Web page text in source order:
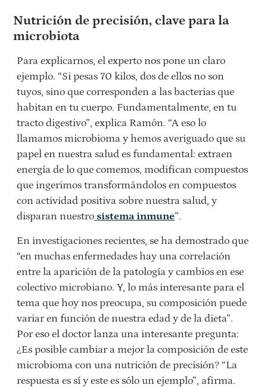
Nutrición de precisión, clave para la
microbiota
Para explicarnos, el experto nos pone un claro
ejemplo. “Si pesas 70 kilos, dos de ellos no son
tuyos, sino que corresponden a las bacterias que
habitan en tu cuerpo. Fundamentalmente, en tu
tracto digestivo”, explica Ramón. “A eso lo
llamamos microbioma y hemos averiguado que su
papel en nuestra salud es fundamental: extraen
energía de lo que comemos, modifican compuestos
que ingerimos transformándolos en compuestos
con actividad positiva sobre nuestra salud, y
disparan nuestro sistema inmune”.
En investigaciones recientes, se ha demostrado que
“en muchas enfermedades hay una correlación
entre la aparición de la patología y cambios en ese
colectivo microbiano. Y, lo más interesante para el
tema que hoy nos preocupa, su composición puede
variar en función de nuestra edad y de la dieta”.
Por eso el doctor lanza una interesante pregunta:
¿Es posible cambiar a mejor la composición de este
microbioma con una nutrición de precisión? “La
respuesta es sí y este es sólo un ejemplo”, afirma.